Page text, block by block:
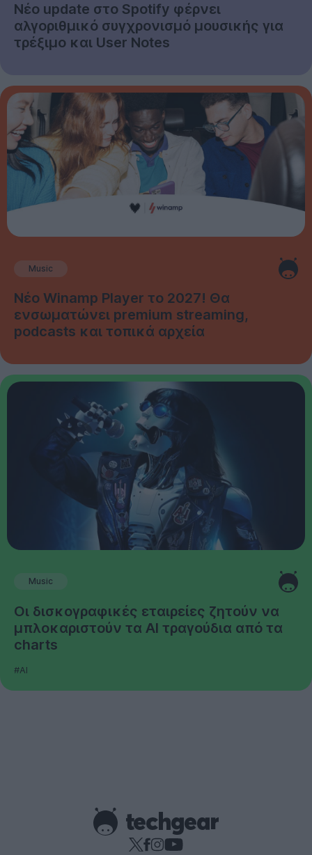
Νέο update στο Spotify φέρνει
αλγοριθμικό συγχρονισμό μουσικής για
τρέξιμο και User Notes
Music
Νέο Winamp Player το 2027! Θα
ενσωματώνει premium streaming,
podcasts και τοπικά αρχεία
Music
Οι δισκογραφικές εταιρείες ζητούν να
μπλοκαριστούν τα AI τραγούδια από τα
charts
#AI